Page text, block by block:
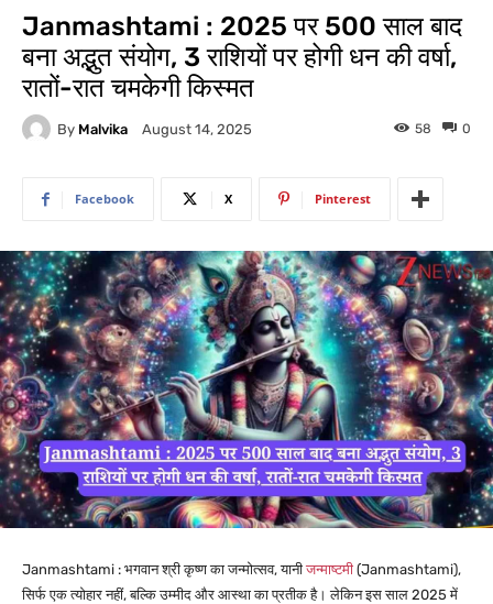
Janmashtami : 2025 पर 500 साल बाद
बना अद्भुत संयोग, 3 राशियों पर होगी धन की वर्षा,
रातों-रात चमकेगी किस्मत
By Malvika August 14, 2025 0
58
Facebook X Pinterest
Janmashtami : भगवान श्री कृष्ण का जन्मोत्सव, यानीजन्माष्टमी (Janmashtami),
सिर्फ एक त्योहार नहीं, बल्कि उम्मीद और आस्था का प्रतीक है। लेकिन इस साल 2025 में